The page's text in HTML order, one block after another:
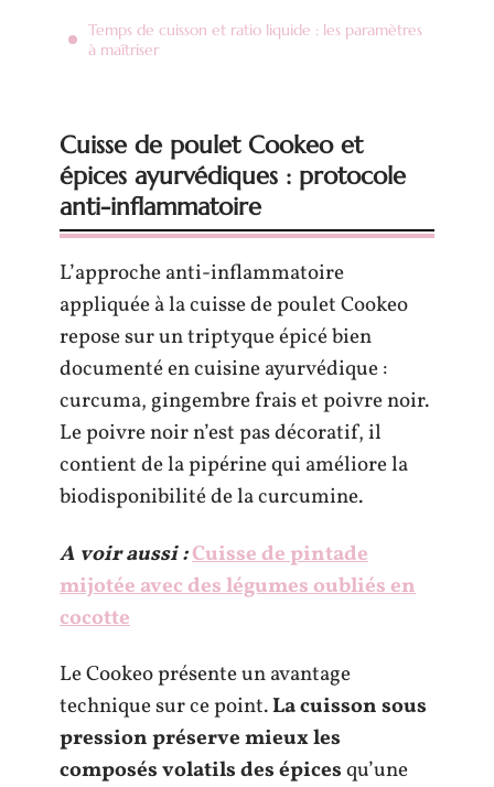
Temps de cuisson et ratio liquide : les paramètres
à maîtriser
Cuisse de poulet Cookeo et
épices ayurvédiques : protocole
anti-inflammatoire
L’approche anti-inflammatoire
appliquée à la cuisse de poulet Cookeo
repose sur un triptyque épicé bien
documenté en cuisine ayurvédique :
curcuma, gingembre frais et poivre noir.
Le poivre noir n’est pas décoratif, il
contient de la pipérine qui améliore la
biodisponibilité de la curcumine.
A voir aussi :Cuisse de pintade
mijotée avec des légumes oubliés en
cocotte
Le Cookeo présente un avantage
technique sur ce point.La cuisson sous
pression préserve mieux les
composés volatils des épicesqu’une